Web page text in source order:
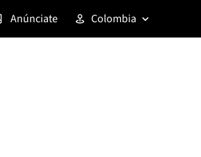
Anúnciate Colombia